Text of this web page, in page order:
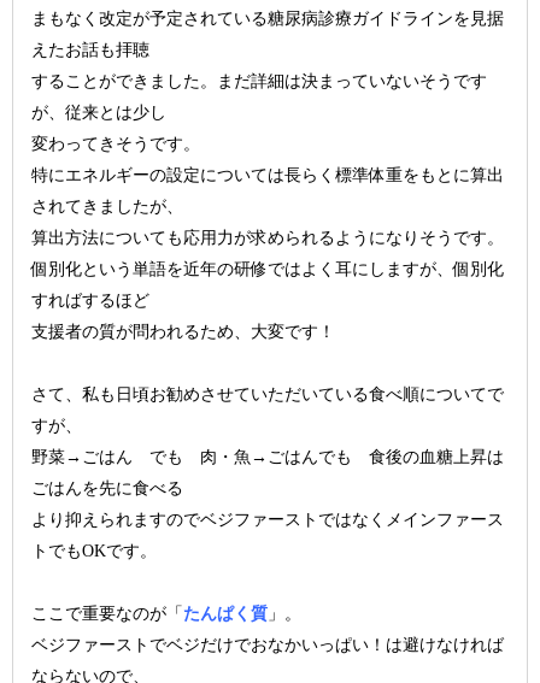
まもなく改定が予定されている糖尿病診療ガイドラインを見据
えたお話も拝聴
することができました。まだ詳細は決まっていないそうです
が、従来とは少し
変わってきそうです。
特にエネルギーの設定については長らく標準体重をもとに算出
されてきましたが、
算出方法についても応用力が求められるようになりそうです。
個別化という単語を近年の研修ではよく耳にしますが、個別化
すればするほど
支援者の質が問われるため、大変です！
さて、私も日頃お勧めさせていただいている食べ順についてで
すが、
野菜→ごはん でも 肉・魚→ごはんでも 食後の血糖上昇は
ごはんを先に食べる
より抑えられますのでベジファーストではなくメインファース
トでもOKです。
ここで重要なのが「 たんぱく質 」。
ベジファーストでベジだけでおなかいっぱい！は避けなければ
ならないので、